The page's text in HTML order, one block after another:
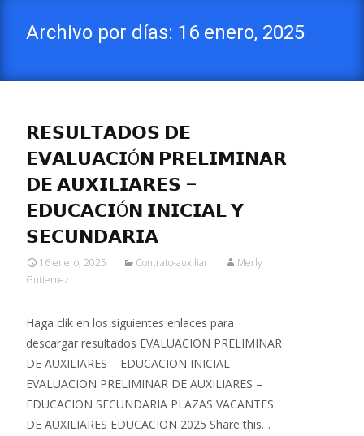
Archivo por días: 16 enero, 2025
𝗥𝗘𝗦𝗨𝗟𝗧𝗔𝗗𝗢𝗦 𝗗𝗘
𝗘𝗩𝗔𝗟𝗨𝗔𝗖𝗜Ó𝗡 𝗣𝗥𝗘𝗟𝗜𝗠𝗜𝗡𝗔𝗥
𝗗𝗘 𝗔𝗨𝗫𝗜𝗟𝗜𝗔𝗥𝗘𝗦 –
𝗘𝗗𝗨𝗖𝗔𝗖𝗜Ó𝗡 𝗜𝗡𝗜𝗖𝗜𝗔𝗟 𝗬
𝗦𝗘𝗖𝗨𝗡𝗗𝗔𝗥𝗜𝗔
16 enero, 2025 Contrato-auxiliar
Merly
Gutierrez
Haga clik en los siguientes enlaces para
descargar resultados EVALUACION PRELIMINAR
DE AUXILIARES – EDUCACION INICIAL
EVALUACION PRELIMINAR DE AUXILIARES –
EDUCACION SECUNDARIA PLAZAS VACANTES
DE AUXILIARES EDUCACION 2025 Share this…